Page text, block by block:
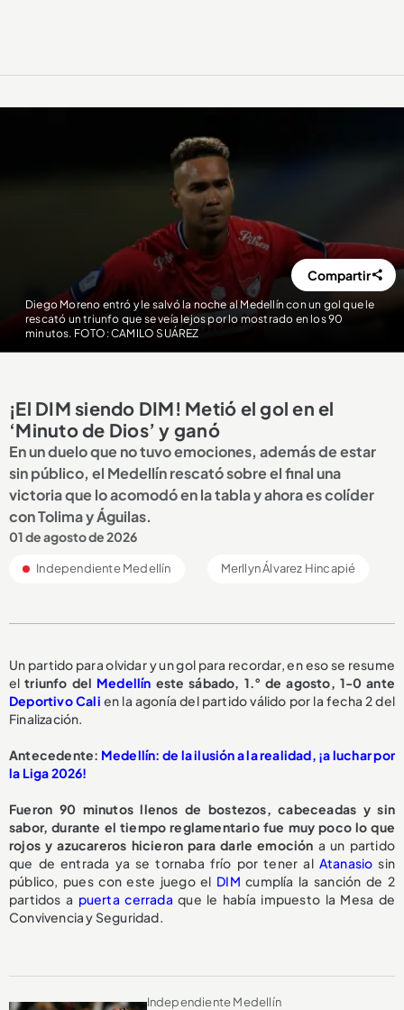
Diego Moreno entró y le salvó la noche al Medellín con un gol que le
rescató un triunfo que se veía lejos por lo mostrado en los 90
minutos. FOTO: CAMILO SUÁREZ
Compartir
¡El DIM siendo DIM! Metió el gol en el
‘Minuto de Dios’ y ganó
En un duelo que no tuvo emociones, además de estar
sin público, el Medellín rescató sobre el final una
victoria que lo acomodó en la tabla y ahora es colíder
con Tolima y Águilas.
01 de agosto de 2026
Independiente Medellín Merllyn Álvarez Hincapié
Un partido para olvidar y un gol para recordar, en eso se resume
eltriunfo del Medellín este sábado, 1.° de agosto, 1-0 ante
Deportivo Cali en la agonía del partido válido por la fecha 2 del
Finalización.
Antecedente: Medellín: de la ilusión a la realidad, ¡a luchar por
la Liga 2026!
Fueron 90 minutos llenos de bostezos, cabeceadas y sin
sabor, durante el tiempo reglamentario fue muy poco lo que
rojos y azucareros hicieron para darle emoción a un partido
que de entrada ya se tornaba frío por tener al Atanasiosin
público, pues con este juego el DIMcumplía la sanción de 2
partidos a puerta cerrada que le había impuesto la Mesa de
Convivencia y Seguridad.
Independiente Medellín